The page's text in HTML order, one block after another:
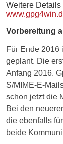
Weitere Details
Vorbereitung
Für Ende 2016
geplant. Die
Anfang 2016.
S/MIME-E-
schon jetzt die
Bei den
die ebenfalls
beide